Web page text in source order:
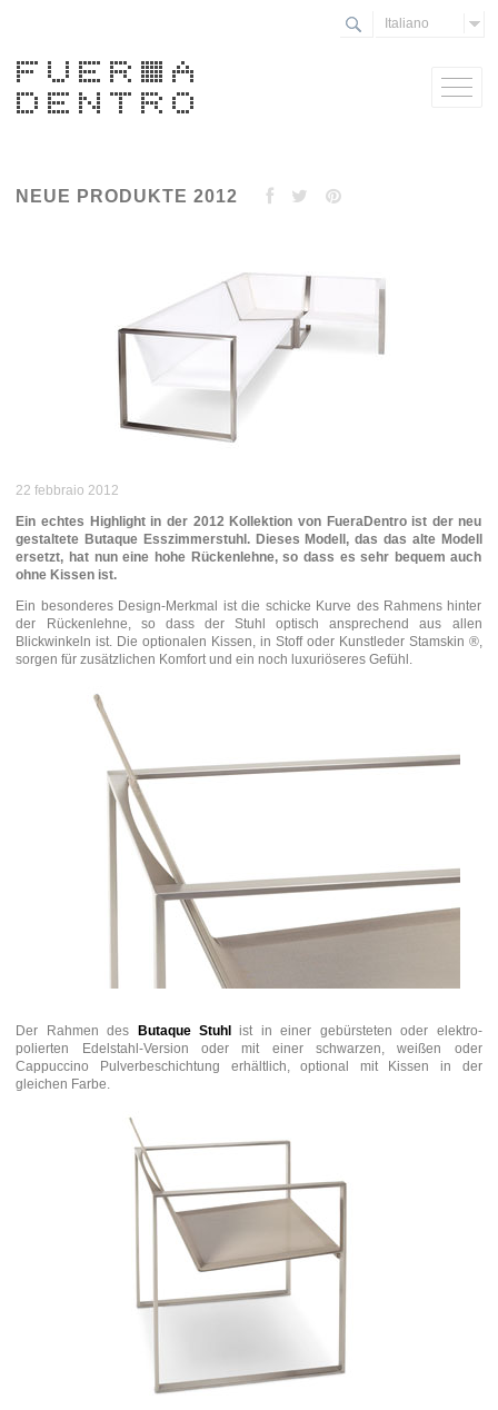
NEUE PRODUKTE 2012
22 febbraio 2012
Ein echtes Highlight in der 2012 Kollektion von FueraDentro ist der neu
gestaltete Butaque Esszimmerstuhl. Dieses Modell, das das alte Modell
ersetzt, hat nun eine hohe Rückenlehne, so dass es sehr bequem auch
ohne Kissen ist.
Ein besonderes Design-Merkmal ist die schicke Kurve des Rahmens hinter
der Rückenlehne, so dass der Stuhl optisch ansprechend aus allen
Blickwinkeln ist. Die optionalen Kissen, in Stoff oder Kunstleder Stamskin ®,
sorgen für zusätzlichen Komfort und ein noch luxuriöseres Gefühl.
Der Rahmen des Butaque Stuhl
ist in einer gebürsteten oder elektro-
polierten Edelstahl-Version oder mit einer schwarzen, weißen oder
Cappuccino Pulverbeschichtung erhältlich, optional mit Kissen in der
gleichen Farbe.
Italiano